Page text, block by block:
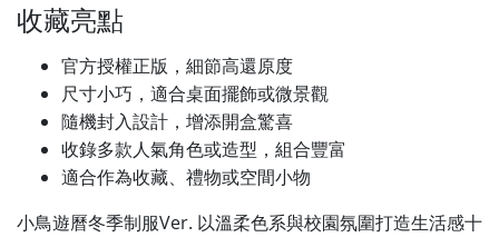
收藏亮點
官方授權正版，細節高還原度
尺寸小巧，適合桌面擺飾或微景觀
隨機封入設計，增添開盒驚喜
收錄多款人氣角色或造型，組合豐富
適合作為收藏、禮物或空間小物
小鳥遊曆冬季制服Ver. 以溫柔色系與校園氛圍打造生活感十